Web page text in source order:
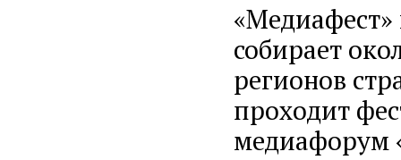
«Медиафест»
собирает
регионов
проходит
медиафорум